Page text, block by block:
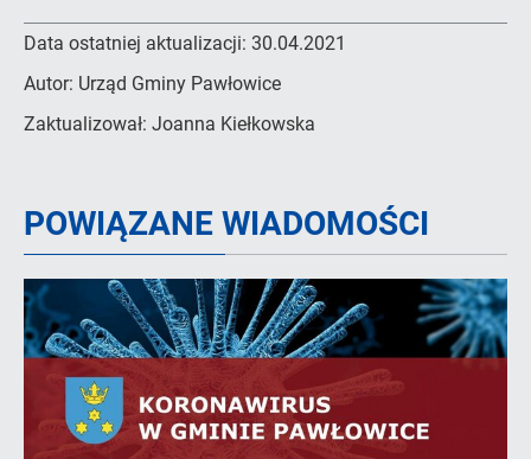
Data ostatniej aktualizacji: 30.04.2021
Autor: Urząd Gminy Pawłowice
Zaktualizował: Joanna Kiełkowska
POWIĄZANE WIADOMOŚCI